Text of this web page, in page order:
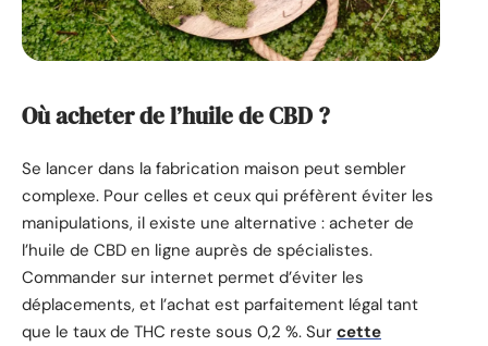
Où acheter de l’huile de CBD ?
Se lancer dans la fabrication maison peut sembler
complexe. Pour celles et ceux qui préfèrent éviter les
manipulations, il existe une alternative : acheter de
l’huile de CBD en ligne auprès de spécialistes.
Commander sur internet permet d’éviter les
déplacements, et l’achat est parfaitement légal tant
que le taux de THC reste sous 0,2 %. Sur cette